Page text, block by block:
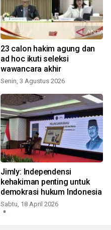
23 calon hakim agung dan
ad hoc ikuti seleksi
wawancara akhir
Senin, 3 Agustus 2026
Jimly: Independensi
kehakiman penting untuk
demokrasi hukum Indonesia
Sabtu, 18 April 2026